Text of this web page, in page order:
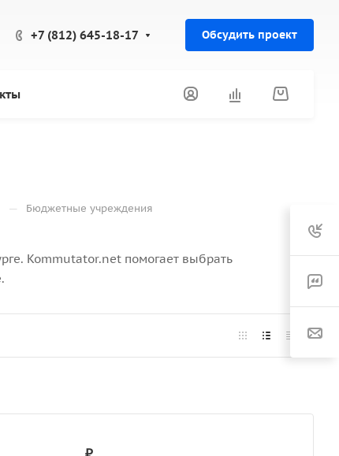
+7 (812) 645-18-17 Обсудить проект
— Бюджетные учреждения
Kommutator.net помогает выбрать